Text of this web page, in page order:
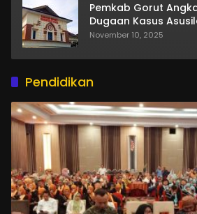
Pemkab Gorut
Dugaan Kasus
November 10, 2025
Pendidikan